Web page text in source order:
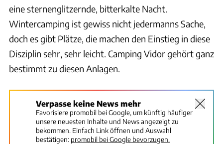
eine sternenglitzernde, bitterkalte Nacht.
Wintercamping ist gewiss nicht jedermanns Sache,
doch es gibt Plätze, die machen den Einstieg in diese
Disziplin sehr, sehr leicht. Camping Vidor gehört ganz
bestimmt zu diesen Anlagen.
Verpasse keine News mehr
Favorisiere promobil bei Google, um künftig häufiger
unsere neuesten Inhalte und News angezeigt zu
bekommen. Einfach Link öffnen und Auswahl
bestätigen: promobil bei Google bevorzugen.